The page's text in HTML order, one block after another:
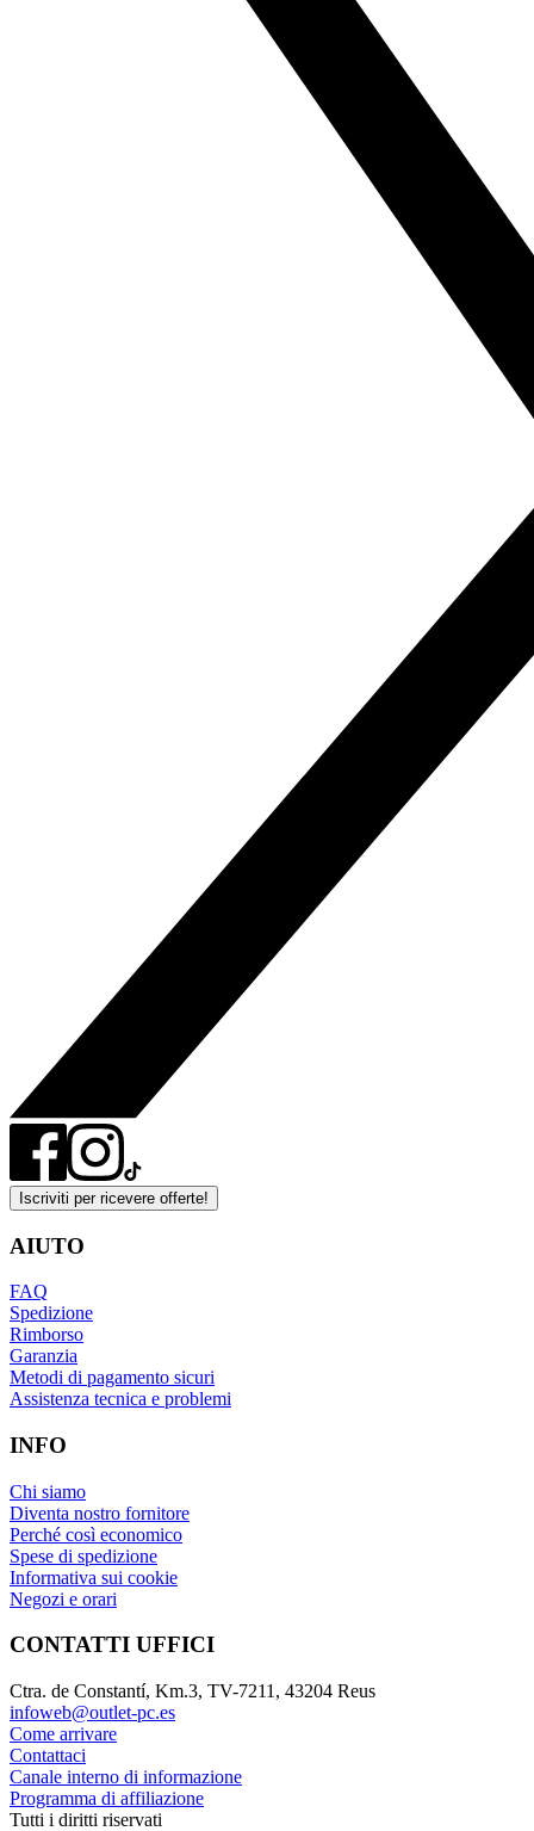
Iscriviti per ricevere offerte!
AIUTO
FAQ
Spedizione
Rimborso
Garanzia
Metodi di pagamento sicuri
Assistenza tecnica e problemi
INFO
Chi siamo
Diventa nostro fornitore
Perché così economico
Spese di spedizione
Informativa sui cookie
Negozi e orari
CONTATTI UFFICI
Ctra. de Constantí, Km.3, TV-7211, 43204 Reus
infoweb@outlet-pc.es
Come arrivare
Contattaci
Canale interno di informazione
Programma di affiliazione
Tutti i diritti riservati